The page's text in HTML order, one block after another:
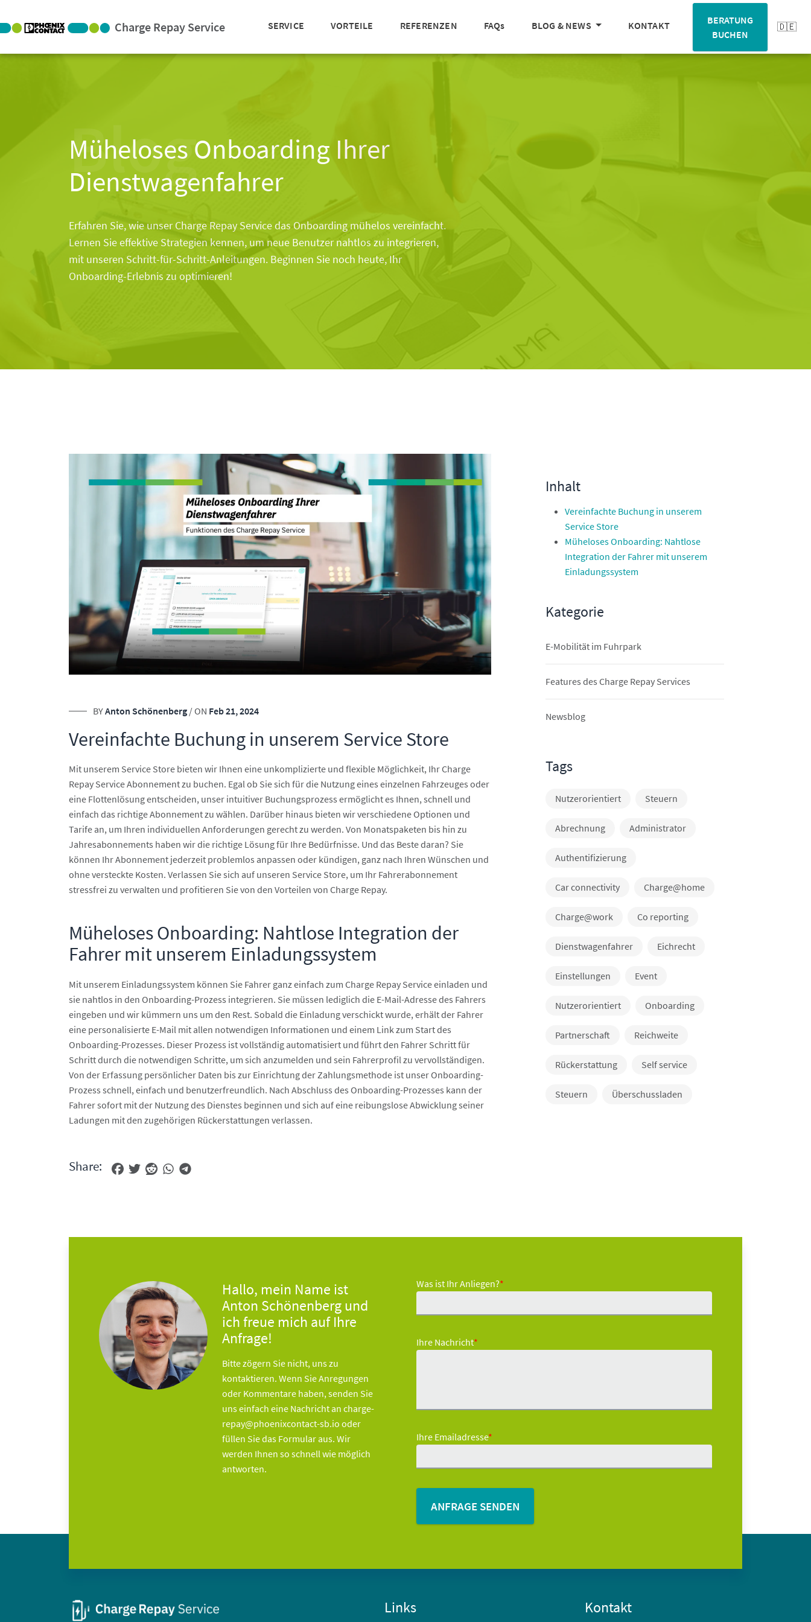
Müheloses Onboarding Ihrer
Dienstwagenfahrer
Blog
Erfahren Sie, wie unser Charge Repay Service das Onboarding mühelos vereinfacht.
Lernen Sie effektive Strategien kennen, um neue Benutzer nahtlos zu integrieren,
mit unseren Schritt-für-Schritt-Anleitungen. Beginnen Sie noch heute, Ihr
Onboarding-Erlebnis zu optimieren!
Charge Repay Service SERVICE VORTEILE REFERENZEN FAQs BLOG & NEWS KONTAKT
BERATUNG
BUCHEN
BYAnton Schönenberg / ON Feb 21, 2024
Vereinfachte Buchung in unserem Service Store
Mit unserem Service Store bieten wir Ihnen eine unkomplizierte und flexible Möglichkeit, Ihr Charge
Repay Service Abonnement zu buchen. Egal ob Sie sich für die Nutzung eines einzelnen Fahrzeuges oder
eine Flottenlösung entscheiden, unser intuitiver Buchungsprozess ermöglicht es Ihnen, schnell und
einfach das richtige Abonnement zu wählen. Darüber hinaus bieten wir verschiedene Optionen und
Tarife an, um Ihren individuellen Anforderungen gerecht zu werden. Von Monatspaketen bis hin zu
Jahresabonnements haben wir die richtige Lösung für Ihre Bedürfnisse. Und das Beste daran? Sie
können Ihr Abonnement jederzeit problemlos anpassen oder kündigen, ganz nach Ihren Wünschen und
ohne versteckte Kosten. Verlassen Sie sich auf unseren Service Store, um Ihr Fahrerabonnement
stressfrei zu verwalten und profitieren Sie von den Vorteilen von Charge Repay.
Müheloses Onboarding: Nahtlose Integration der
Fahrer mit unserem Einladungssystem
Mit unserem Einladungssystem können Sie Fahrer ganz einfach zum Charge Repay Service einladen und
sie nahtlos in den Onboarding-Prozess integrieren. Sie müssen lediglich die E-Mail-Adresse des Fahrers
eingeben und wir kümmern uns um den Rest. Sobald die Einladung verschickt wurde, erhält der Fahrer
eine personalisierte E-Mail mit allen notwendigen Informationen und einem Link zum Start des
Onboarding-Prozesses. Dieser Prozess ist vollständig automatisiert und führt den Fahrer Schritt für
Schritt durch die notwendigen Schritte, um sich anzumelden und sein Fahrerprofil zu vervollständigen.
Von der Erfassung persönlicher Daten bis zur Einrichtung der Zahlungsmethode ist unser Onboarding-
Prozess schnell, einfach und benutzerfreundlich. Nach Abschluss des Onboarding-Prozesses kann der
Fahrer sofort mit der Nutzung des Dienstes beginnen und sich auf eine reibungslose Abwicklung seiner
Ladungen mit den zugehörigen Rückerstattungen verlassen.
Share:
Inhalt
Vereinfachte Buchung in unserem
Service Store
Müheloses Onboarding: Nahtlose
Integration der Fahrer mit unserem
Einladungssystem
Kategorie
E-Mobilität im Fuhrpark
Features des Charge Repay Services
Newsblog
Tags
Nutzerorientiert Steuern
Abrechnung Administrator
Authentifizierung
Car connectivity Charge@home
Charge@work Co reporting
Dienstwagenfahrer Eichrecht
Einstellungen Event
Nutzerorientiert Onboarding
Partnerschaft Reichweite
Rückerstattung Self service
Steuern Überschussladen
Hallo, mein Name ist
Anton Schönenberg und
ich freue mich auf Ihre
Anfrage!
Bitte zögern Sie nicht, uns zu
kontaktieren. Wenn Sie Anregungen
oder Kommentare haben, senden Sie
uns einfach eine Nachricht an charge-
repay@phoenixcontact-sb.io oder
füllen Sie das Formular aus. Wir
werden Ihnen so schnell wie möglich
antworten.
Was ist Ihr Anliegen?*
Ihre Nachricht*
Ihre Emailadresse*
Links Kontakt